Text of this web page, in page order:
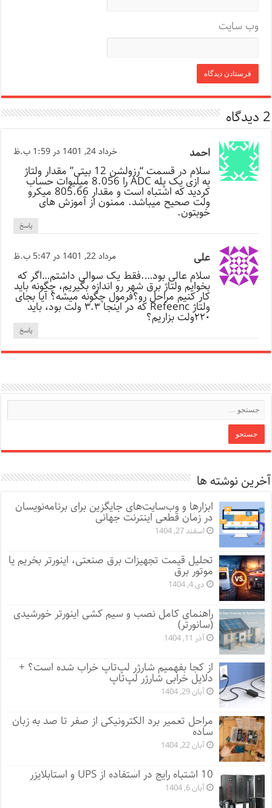
وب‌ سایت
2 دیدگاه
احمد خرداد 24, 1401 در 1:59 ب.ظ
سلام در قسمت “رزولشن 12 بیتی” مقدار ولتاژ
به ازی یک پله ADC را 8.056 میلیوات حساب
کردید که اشتباه است و مقدار 805.66 میکرو
ولت صحیح میباشد. ممنون از آموزش های
خوبتون.
پاسخ
علی مرداد 22, 1401 در 5:47 ب.ظ
سلام عالی بود….فقط یک سوالی داشتم…اگر که
بخوایم ولتاژ برق شهر رو اندازه بگیریم، چگونه باید
کار کنیم مراحل رو؟فرمول چگونه میشه؟ آیا بجای
ولتاژ Refeenc که در اینجا ۳.۳ ولت بود، باید
۲۲۰ولت بزاریم؟
پاسخ
آخرین نوشته ها
ابزارها و وب‌سایت‌های جایگزین برای برنامه‌نویسان
در زمان قطعی اینترنت جهانی
اسفند 27, 1404
تحلیل قیمت تجهیزات برق صنعتی، اینورتر بخریم یا
موتور برق
دی 4, 1404
راهنمای کامل نصب و سیم کشی اینورتر خورشیدی
(سانورتر)
آذر 11, 1404
از کجا بفهمیم شارژر لپ‌تاپ خراب شده است؟ +
دلایل خرابی شارژر لپ‌تاپ
آبان 29, 1404
مراحل تعمیر برد الکترونیکی از صفر تا صد به زبان
ساده
آبان 22, 1404
10 اشتباه رایج در استفاده از UPS و استابلایزر
آبان 6, 1404